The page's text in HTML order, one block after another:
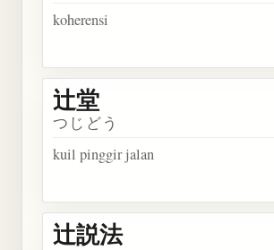
koherensi
辻堂
つじどう
kuil pinggir jalan
辻説法